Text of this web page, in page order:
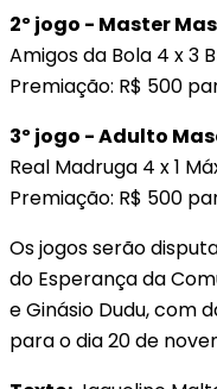
2º jogo - Master
Amigos da Bola 4 x 3
Premiação: R$ 500
3º jogo - Adulto
Real Madruga 4 x 1
Premiação: R$ 500
Os jogos serão
do Esperança da
e Ginásio Dudu, com
para o dia 20 de